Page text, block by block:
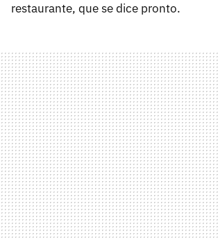
restaurante, que se dice pronto.